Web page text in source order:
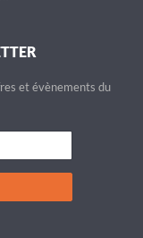
et évènements du